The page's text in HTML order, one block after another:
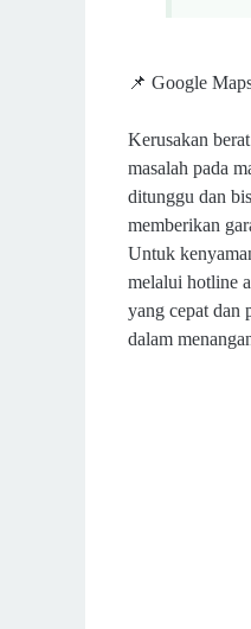
📌 Google
Kerusakan
masalah pada
ditunggu dan
memberikan
Untuk
melalui hotline
yang cepat dan
dalam